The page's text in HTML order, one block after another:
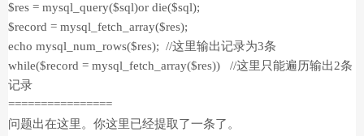
$res = mysql_query($sql)or die($sql);
$record = mysql_fetch_array($res);
echo mysql_num_rows($res); //这里输出记录为3条
while($record = mysql_fetch_array($res)) //这里只能遍历输出2条
记录
================
问题出在这里。你这里已经提取了一条了。